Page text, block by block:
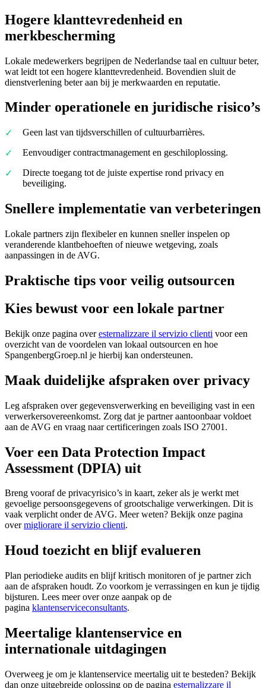
Hogere klanttevredenheid en
merkbescherming
Lokale medewerkers begrijpen de Nederlandse taal en cultuur beter,
wat leidt tot een hogere klanttevredenheid. Bovendien sluit de
dienstverlening beter aan bij je merkwaarden en reputatie.
Minder operationele en juridische risico’s
Geen last van tijdsverschillen of cultuurbarrières.
Eenvoudiger contractmanagement en geschiloplossing.
Directe toegang tot de juiste expertise rond privacy en
beveiliging.
Snellere implementatie van verbeteringen
Lokale partners zijn flexibeler en kunnen sneller inspelen op
veranderende klantbehoeften of nieuwe wetgeving, zoals
aanpassingen in de AVG.
Praktische tips voor veilig outsourcen
Kies bewust voor een lokale partner
Bekijk onze pagina overesternalizzare il servizio clienti voor een
overzicht van de voordelen van lokaal outsourcen en hoe
SpangenbergGroep.nl je hierbij kan ondersteunen.
Maak duidelijke afspraken over privacy
Leg afspraken over gegevensverwerking en beveiliging vast in een
verwerkersovereenkomst. Zorg dat je partner aantoonbaar voldoet
aan de AVG en vraag naar certificeringen zoals ISO 27001.
Voer een Data Protection Impact
Assessment (DPIA) uit
Breng vooraf de privacyrisico’s in kaart, zeker als je werkt met
gevoelige persoonsgegevens of grootschalige verwerkingen. Dit is
vaak verplicht onder de AVG. Meer weten? Bekijk onze pagina
overmigliorare il servizio clienti.
Houd toezicht en blijf evalueren
Plan periodieke audits en blijf kritisch monitoren of je partner zich
aan de afspraken houdt. Zo voorkom je verrassingen en kun je tijdig
bijsturen. Lees meer over onze aanpak op de
pagina klantenserviceconsultants.
Meertalige klantenservice en
internationale uitdagingen
Overweeg je om je klantenservice meertalig uit te besteden? Bekijk
dan onze uitgebreide oplossing op de pagina esternalizzare il